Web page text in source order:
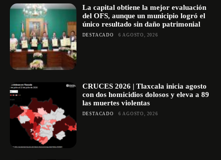
La capital obtiene la mejor evaluación
del OFS, aunque un municipio logró el
único resultado sin daño patrimonial
DESTACADO 6 AGOSTO, 2026
CRUCES 2026 | Tlaxcala inicia agosto
con dos homicidios dolosos y eleva a 89
las muertes violentas
DESTACADO 6 AGOSTO, 2026